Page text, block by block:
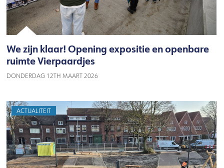
We zijn klaar! Opening expositie en openbare
ruimte Vierpaardjes
DONDERDAG 12TH MAART 2026
ACTUALITEIT